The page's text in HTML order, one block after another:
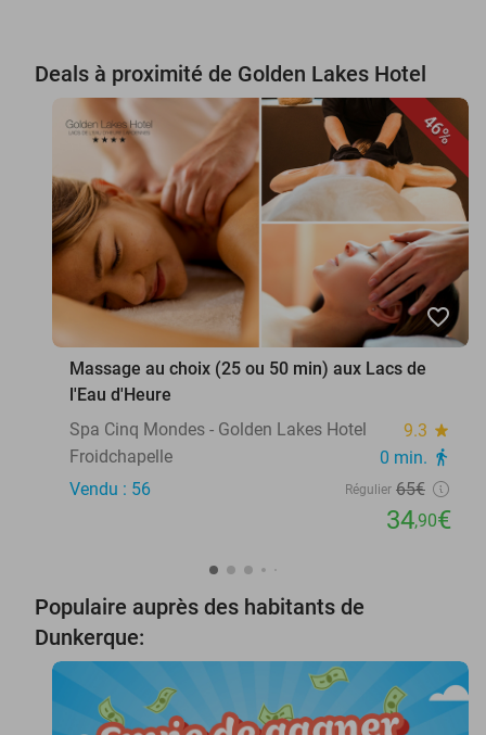
Deals à proximité de Golden Lakes Hotel
46%
favorite_border
Massage au choix (25 ou 50 min) aux Lacs de
l'Eau d'Heure
Spa Cinq Mondes - Golden Lakes Hotel
9.3 star
Froidchapelle 0 min. directions_walk
Vendu : 56 Régulier 65€
34,90€
Populaire auprès des habitants de
Dunkerque: